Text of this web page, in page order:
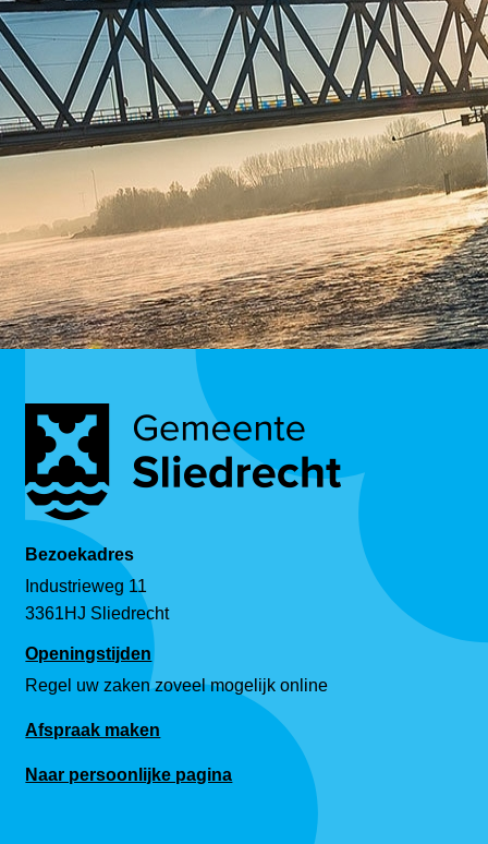
Bezoekadres
Industrieweg 11
3361HJ Sliedrecht
Openingstijden
Regel uw zaken zoveel mogelijk online
Afspraak maken
Naar persoonlijke pagina